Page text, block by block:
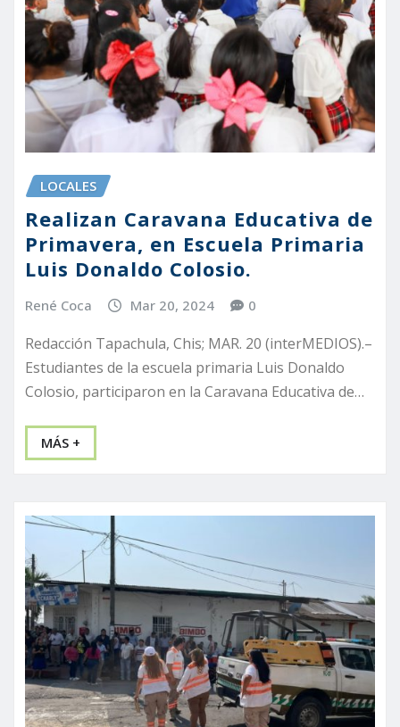
LOCALES
Realizan Caravana Educativa de
Primavera, en Escuela Primaria
Luis Donaldo Colosio.
René Coca Mar 20, 2024 0
Redacción Tapachula, Chis; MAR. 20 (interMEDIOS).–
Estudiantes de la escuela primaria Luis Donaldo
Colosio, participaron en la Caravana Educativa de…
MÁS +